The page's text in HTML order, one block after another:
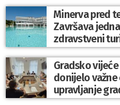
Minerva pred
Završava
zdravstveni
Gradsko
donijelo
upravljanje
komunalnim